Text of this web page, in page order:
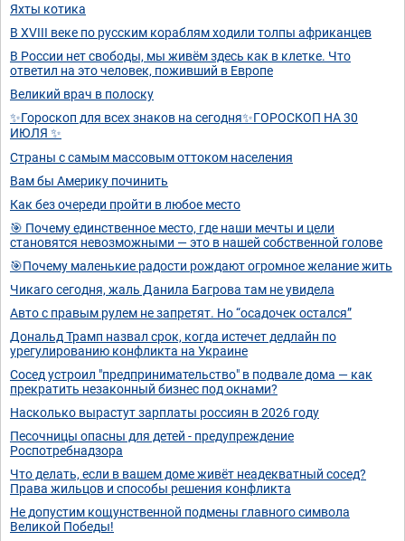
Яхты котика
В XVIII веке по русским кораблям ходили толпы африканцев
В России нет свободы, мы живём здесь как в клетке. Что
ответил на это человек, поживший в Европе
Великий врач в полоску
✨Гороскоп для всех знаков на сегодня✨ГОРОСКОП НА 30
ИЮЛЯ ✨
Страны с самым массовым оттоком населения
Вам бы Америку починить
Как без очереди пройти в любое место
🎯 Почему единственное место, где наши мечты и цели
становятся невозможными — это в нашей собственной голове
🎯Почему маленькие радости рождают огромное желание жить
Чикаго сегодня, жаль Данила Багрова там не увидела
Авто с правым рулем не запретят. Но “осадочек остался”
Дональд Трамп назвал срок, когда истечет дедлайн по
урегулированию конфликта на Украине
Сосед устроил "предпринимательство" в подвале дома — как
прекратить незаконный бизнес под окнами?
Насколько вырастут зарплаты россиян в 2026 году
Песочницы опасны для детей - предупреждение
Роспотребнадзора
Что делать, если в вашем доме живёт неадекватный сосед?
Права жильцов и способы решения конфликта
Не допустим кощунственной подмены главного символа
Великой Победы!